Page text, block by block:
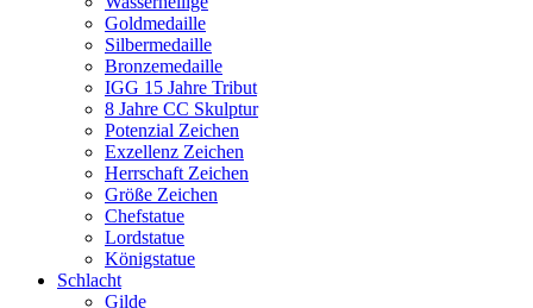
Goldmedaille
Silbermedaille
Bronzemedaille
IGG 15 Jahre Tribut
8 Jahre CC Skulptur
Potenzial Zeichen
Exzellenz Zeichen
Herrschaft Zeichen
Größe Zeichen
Chefstatue
Lordstatue
Königstatue
Schlacht
Gilde